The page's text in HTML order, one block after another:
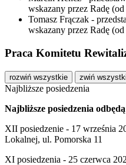
wskazany przez Radę (od
Tomasz Frączak -
wskazany przez Radę (od
Praca Komitetu
rozwiń wszystkie zwiń
Najbliższe posiedzenia
Najbliższe posiedzenia
XII posiedzenie - 17 września
Lokalnej, ul. Pomorska 11
XI posiedzenia - 25 czerwca